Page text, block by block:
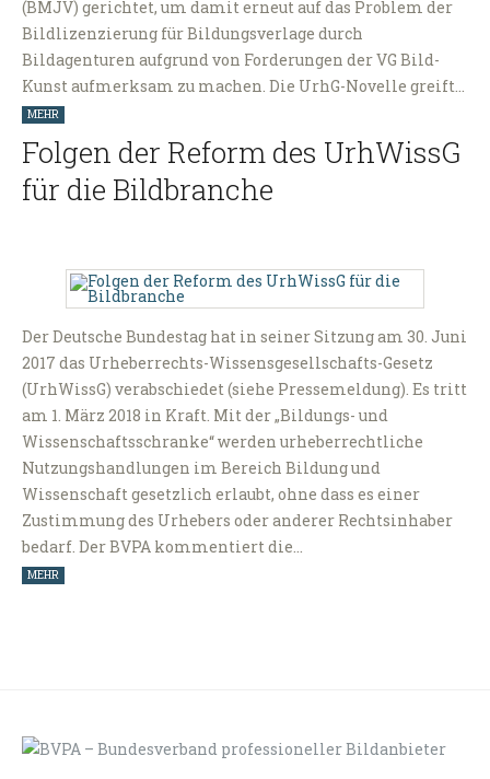
(BMJV) gerichtet, um damit erneut auf das Problem der
Bildlizenzierung für Bildungsverlage durch
Bildagenturen aufgrund von Forderungen der VG Bild-
Kunst aufmerksam zu machen. Die UrhG-Novelle greift…
MEHR
Folgen der Reform des UrhWissG
für die Bildbranche
Der Deutsche Bundestag hat in seiner Sitzung am 30. Juni
2017 das Urheberrechts-Wissensgesellschafts-Gesetz
(UrhWissG) verabschiedet (siehe Pressemeldung). Es tritt
am 1. März 2018 in Kraft. Mit der „Bildungs- und
Wissenschaftsschranke“ werden urheberrechtliche
Nutzungshandlungen im Bereich Bildung und
Wissenschaft gesetzlich erlaubt, ohne dass es einer
Zustimmung des Urhebers oder anderer Rechtsinhaber
bedarf. Der BVPA kommentiert die…
MEHR